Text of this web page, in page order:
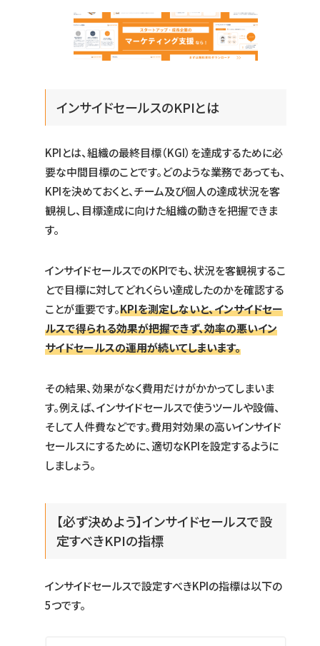
インサイドセールスのKPIとは
KPIとは、組織の最終目標（KGI）を達成するために必
要な中間目標のことです。どのような業務であっても、
KPIを決めておくと、チーム及び個人の達成状況を客
観視し、目標達成に向けた組織の動きを把握できま
す。
インサイドセールスでのKPIでも、状況を客観視するこ
とで目標に対してどれくらい達成したのかを確認する
ことが重要です。KPIを測定しないと、インサイドセー
ルスで得られる効果が把握できず、効率の悪いイン
サイドセールスの運用が続いてしまいます。
その結果、効果がなく費用だけがかかってしまいま
す。例えば、インサイドセールスで使うツールや設備、
そして人件費などです。費用対効果の高いインサイド
セールスにするために、適切なKPIを設定するように
しましょう。
【必ず決めよう】インサイドセールスで設
定すべきKPIの指標
インサイドセールスで設定すべきKPIの指標は以下の
5つです。